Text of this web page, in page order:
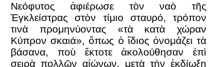
Νεόφυτος ἀφιέρωσε τὸν ναὸ τῆς
Ἐγκλείστρας στὸν τίμιο σταυρό, τρόπον
τινὰ προμηνύοντας «τὰ κατὰ χώραν
Κύπρον σκαιά», ὅπως ὁ ἴδιος ὀνομάζει τὰ
βάσανα, ποὺ ἔκτοτε ἀκολούθησαν ἐπὶ
σειρὰ πολλῶν αἰώνων, μετὰ τὴν ἐκδίωξη